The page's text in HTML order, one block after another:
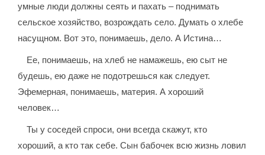
умные люди должны сеять и пахать – поднимать
сельское хозяйство, возрождать село. Думать о хлебе
насущном. Вот это, понимаешь, дело. А Истина…
Ее, понимаешь, на хлеб не намажешь, ею сыт не
будешь, ею даже не подотрешься как следует.
Эфемерная, понимаешь, материя. А хороший
человек…
Ты у соседей спроси, они всегда скажут, кто
хороший, а кто так себе. Сын бабочек всю жизнь ловил